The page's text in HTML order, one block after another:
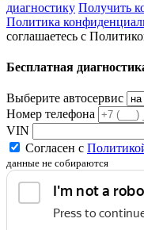
диагностику Получить
Политика
соглашаетесь с
Бесплатная
Выберите автосервис
Номер телефона
VIN
Согласен с
данные не собираются